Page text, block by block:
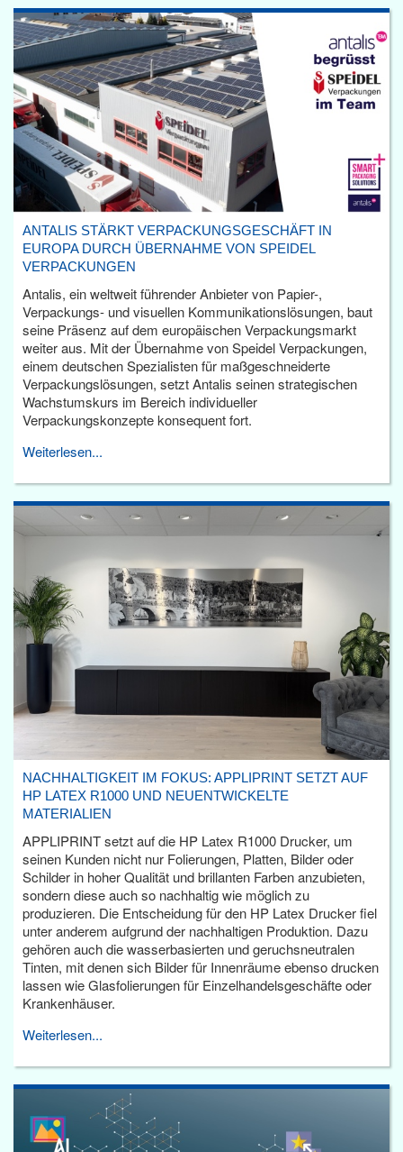
ANTALIS STÄRKT VERPACKUNGSGESCHÄFT IN
EUROPA DURCH ÜBERNAHME VON SPEIDEL
VERPACKUNGEN
Antalis, ein weltweit führender Anbieter von Papier-,
Verpackungs- und visuellen Kommunikationslösungen, baut
seine Präsenz auf dem europäischen Verpackungsmarkt
weiter aus. Mit der Übernahme von Speidel Verpackungen,
einem deutschen Spezialisten für maßgeschneiderte
Verpackungslösungen, setzt Antalis seinen strategischen
Wachstumskurs im Bereich individueller
Verpackungskonzepte konsequent fort.
Weiterlesen...
NACHHALTIGKEIT IM FOKUS: APPLIPRINT SETZT AUF
HP LATEX R1000 UND NEUENTWICKELTE
MATERIALIEN
APPLIPRINT setzt auf die HP Latex R1000 Drucker, um
seinen Kunden nicht nur Folierungen, Platten, Bilder oder
Schilder in hoher Qualität und brillanten Farben anzubieten,
sondern diese auch so nachhaltig wie möglich zu
produzieren. Die Entscheidung für den HP Latex Drucker fiel
unter anderem aufgrund der nachhaltigen Produktion. Dazu
gehören auch die wasserbasierten und geruchsneutralen
Tinten, mit denen sich Bilder für Innenräume ebenso drucken
lassen wie Glasfolierungen für Einzelhandelsgeschäfte oder
Krankenhäuser.
Weiterlesen...